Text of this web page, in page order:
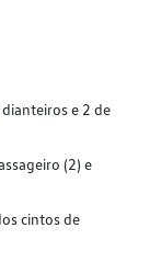
e 2 de
(2) e
cintos de